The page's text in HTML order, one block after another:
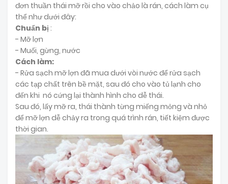
đơn thuần thái mỡ rồi cho vào chảo là rán, cách làm cụ
thể như dưới đây:
Chuẩn bị :
- Mỡ lợn
- Muối, gừng, nước
Cách làm:
- Rửa sạch mỡ lợn đã mua dưới vòi nước để rửa sạch
các tạp chất trên bề mặt, sau đó cho vào tủ lạnh cho
đến khi nó cứng lại thành hình cho dễ thái.
Sau đó, lấy mỡ ra, thái thành từng miếng mỏng và nhỏ
để mỡ lợn dễ chảy ra trong quá trình rán, tiết kiệm được
thời gian.